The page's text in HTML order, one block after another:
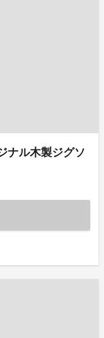
ナル木製ジグソ